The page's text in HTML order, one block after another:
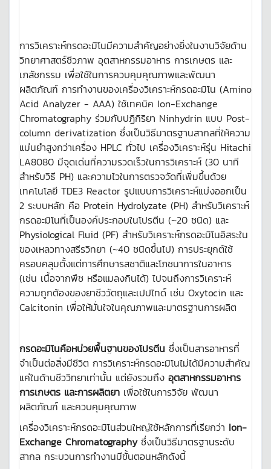
การวิเคราะห์กรดอะมิโนมีความสำคัญอย่างยิ่งในงานวิจัยด้าน
วิทยาศาสตร์ชีวภาพ อุตสาหกรรมอาหาร การเกษตร และ
เภสัชกรรม เพื่อใช้ในการควบคุมคุณภาพและพัฒนา
ผลิตภัณฑ์ การทำงานของเครื่องวิเคราะห์กรดอะมิโน (Amino
Acid Analyzer - AAA) ใช้เทคนิค Ion-Exchange
Chromatography ร่วมกับปฏิกิริยา Ninhydrin แบบ Post-
column derivatization ซึ่งเป็นวิธีมาตรฐานสากลที่ให้ความ
แม่นยำสูงกว่าเครื่อง HPLC ทั่วไป เครื่องวิเคราะห์รุ่น Hitachi
LA8080 มีจุดเด่นที่ความรวดเร็วในการวิเคราะห์ (30 นาที
สำหรับวิธี PH) และความไวในการตรวจวัดที่เพิ่มขึ้นด้วย
เทคโนโลยี TDE3 Reactor รูปแบบการวิเคราะห์แบ่งออกเป็น
2 ระบบหลัก คือ Protein Hydrolyzate (PH) สำหรับวิเคราะห์
กรดอะมิโนที่เป็นองค์ประกอบในโปรตีน (~20 ชนิด) และ
Physiological Fluid (PF) สำหรับวิเคราะห์กรดอะมิโนอิสระใน
ของเหลวทางสรีรวิทยา (~40 ชนิดขึ้นไป) การประยุกต์ใช้
ครอบคลุมตั้งแต่การศึกษารสชาติและโภชนาการในอาหาร
(เช่น เนื้อจากพืช หรือแมลงกินได้) ไปจนถึงการวิเคราะห์
ความถูกต้องของยาชีววัตถุและเปปไทด์ เช่น Oxytocin และ
Calcitonin เพื่อให้มั่นใจในคุณภาพและมาตรฐานการผลิต
กรดอะมิโนคือหน่วยพื้นฐานของโปรตีน ซึ่งเป็นสารอาหารที่
จำเป็นต่อสิ่งมีชีวิต การวิเคราะห์กรดอะมิโนไม่ได้มีความสำคัญ
แค่ในด้านชีววิทยาเท่านั้น แต่ยังรวมถึง อุตสาหกรรมอาหาร
การเกษตร และการผลิตยา เพื่อใช้ในการวิจัย พัฒนา
ผลิตภัณฑ์ และควบคุมคุณภาพ
เครื่องวิเคราะห์กรดอะมิโนส่วนใหญ่ใช้หลักการที่เรียกว่า Ion-
Exchange Chromatographyซึ่งเป็นวิธีมาตรฐานระดับ
สากล กระบวนการทำงานมีขั้นตอนหลักดังนี้